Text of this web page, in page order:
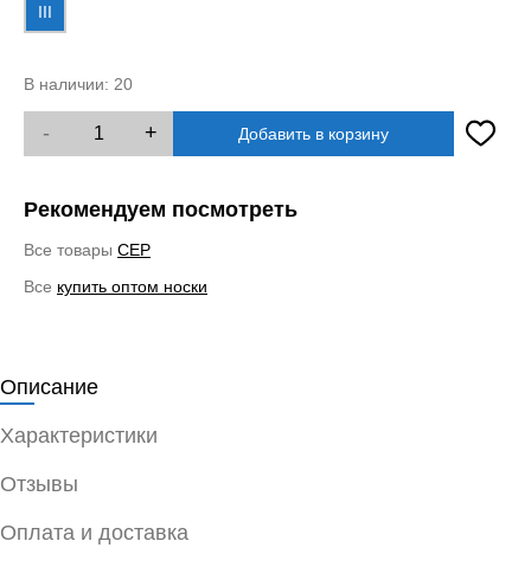
III
В наличии: 20
- + Добавить в корзину
Рекомендуем посмотреть
Все товары CEP
Все купить оптом носки
Описание
Характеристики
Отзывы
Оплата и доставка